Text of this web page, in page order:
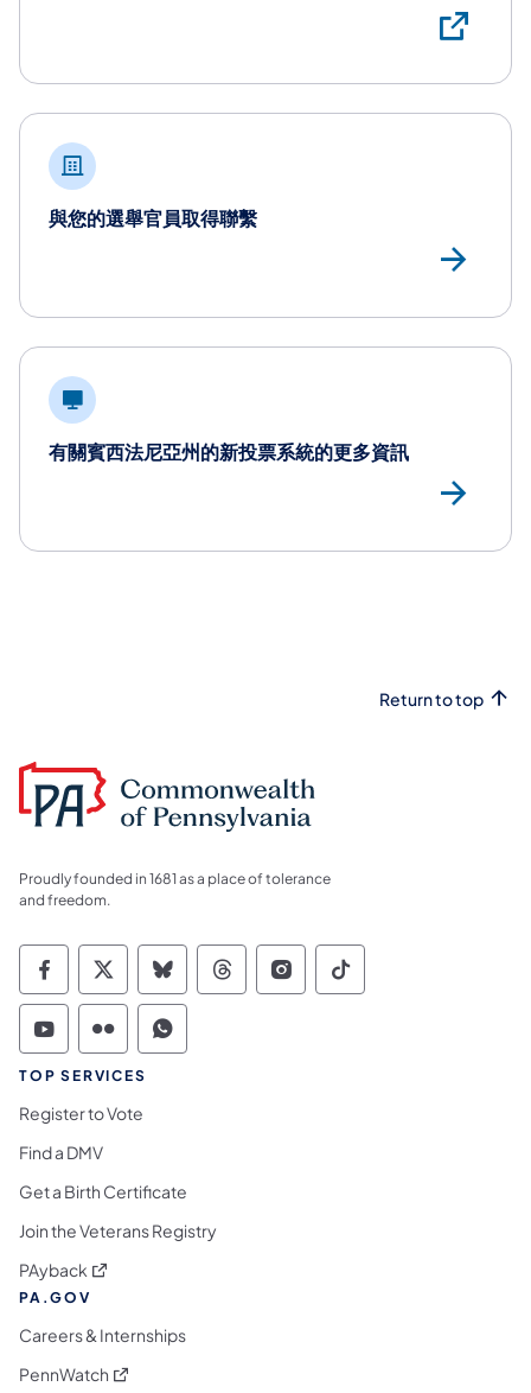
與您的選舉官員取得聯繫
有關賓西法尼亞州的新投票系統的更多資訊
Return to top
Proudly founded in 1681 as a place of tolerance
and freedom.
Commonwealth of Pennsylvania Social
Commonwealth of Pennsylvania
Commonwealth of Pennsylvania
Commonwealth of
Commonwealth of
Commonwealth
Commonwealth of Pennsylvania Social
Commonwealth of Pennsylvania
Commonwealth of Pennsylvania
TOP SERVICES
Register to Vote
Find a DMV
Get a Birth Certificate
Join the Veterans Registry
PAyback (opens in a new tab)
PA.GOV
Careers & Internships
PennWatch (opens in a new tab)